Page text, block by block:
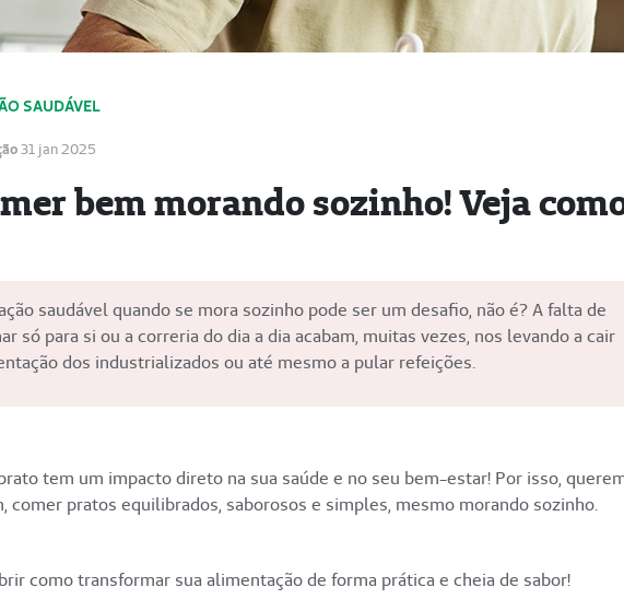
SAUDÁVEL
31 jan 2025
bem morando sozinho! Veja
saudável quando se mora sozinho pode ser um desafio, não é? A falta de
só para si ou a correria do dia a dia acabam, muitas vezes, nos levando a cair
dos industrializados ou até mesmo a pular refeições.
tem um impacto direto na sua saúde e no seu bem-estar! Por isso,
comer pratos equilibrados, saborosos e simples, mesmo morando sozinho.
como transformar sua alimentação de forma prática e cheia de sabor!